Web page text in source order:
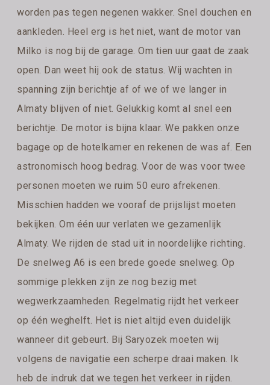
worden pas tegen negenen wakker. Snel douchen en
aankleden. Heel erg is het niet, want de motor van
Milko is nog bij de garage. Om tien uur gaat de zaak
open. Dan weet hij ook de status. Wij wachten in
spanning zijn berichtje af of we of we langer in
Almaty blijven of niet. Gelukkig komt al snel een
berichtje. De motor is bijna klaar. We pakken onze
bagage op de hotelkamer en rekenen de was af. Een
astronomisch hoog bedrag. Voor de was voor twee
personen moeten we ruim 50 euro afrekenen.
Misschien hadden we vooraf de prijslijst moeten
bekijken. Om één uur verlaten we gezamenlijk
Almaty. We rijden de stad uit in noordelijke richting.
De snelweg A6 is een brede goede snelweg. Op
sommige plekken zijn ze nog bezig met
wegwerkzaamheden. Regelmatig rijdt het verkeer
op één weghelft. Het is niet altijd even duidelijk
wanneer dit gebeurt. Bij Saryozek moeten wij
volgens de navigatie een scherpe draai maken. Ik
heb de indruk dat we tegen het verkeer in rijden.